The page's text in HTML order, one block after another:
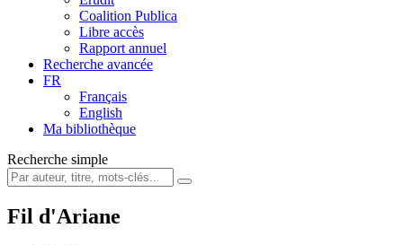
Coalition Publica
Libre accès
Rapport annuel
Recherche avancée
FR
Français
English
Ma bibliothèque
Recherche simple
Fil d'Ariane